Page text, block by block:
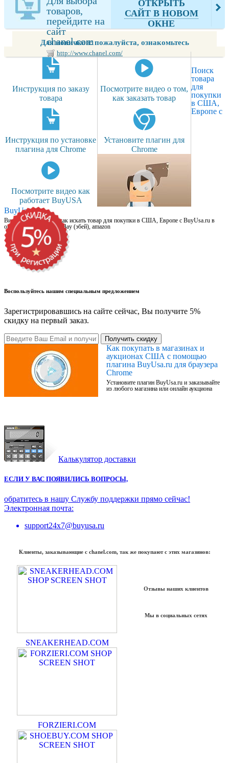
товаров,
перейдите на
сайт
chanel.com
http://www.chanel.com/
ОТКРЫТЬ
САЙТ В НОВОМ
ОКНЕ
Для новичков: пожалуйста, ознакомьтесь
Инструкция по заказу
товара
Посмотрите видео о том,
как заказать товар
Инструкция по установке
плагина для Chrome
Установите плагин для
Chrome
Посмотрите видео как
работает BuyUSA
Поиск
товара
для
покупки
в США,
Европе с
BuyUsa.ru
Видео для новичков: как искать товар для покупки в США, Европе с BuyUsa.ru в
онлайн магазинах, на eBay (эбей), amazon
Воспользуйтесь нашим специальным предложением
Зарегистрировавшись на сайте сейчас, Вы получите 5%
скидку на первый заказ.
Получить скидку
Как покупать в магазинах и
аукционах США с помощью
плагина BuyUsa.ru для браузера
Chrome
Установите плагин BuyUsa.ru и заказывайте
из любого магазина или онлайн аукциона
Калькулятор доставки
ЕСЛИ У ВАС ПОЯВИЛИСЬ ВОПРОСЫ,
обратитесь в нашу Службу поддержки прямо сейчас!
Электронная почта:
support24x7@buyusa.ru
Клиенты, заказывающие с chanel.com, так же покупают с этих магазинов:
SNEAKERHEAD.COM
FORZIERI.COM
Отзывы наших клиентов
Мы в социальных сетях